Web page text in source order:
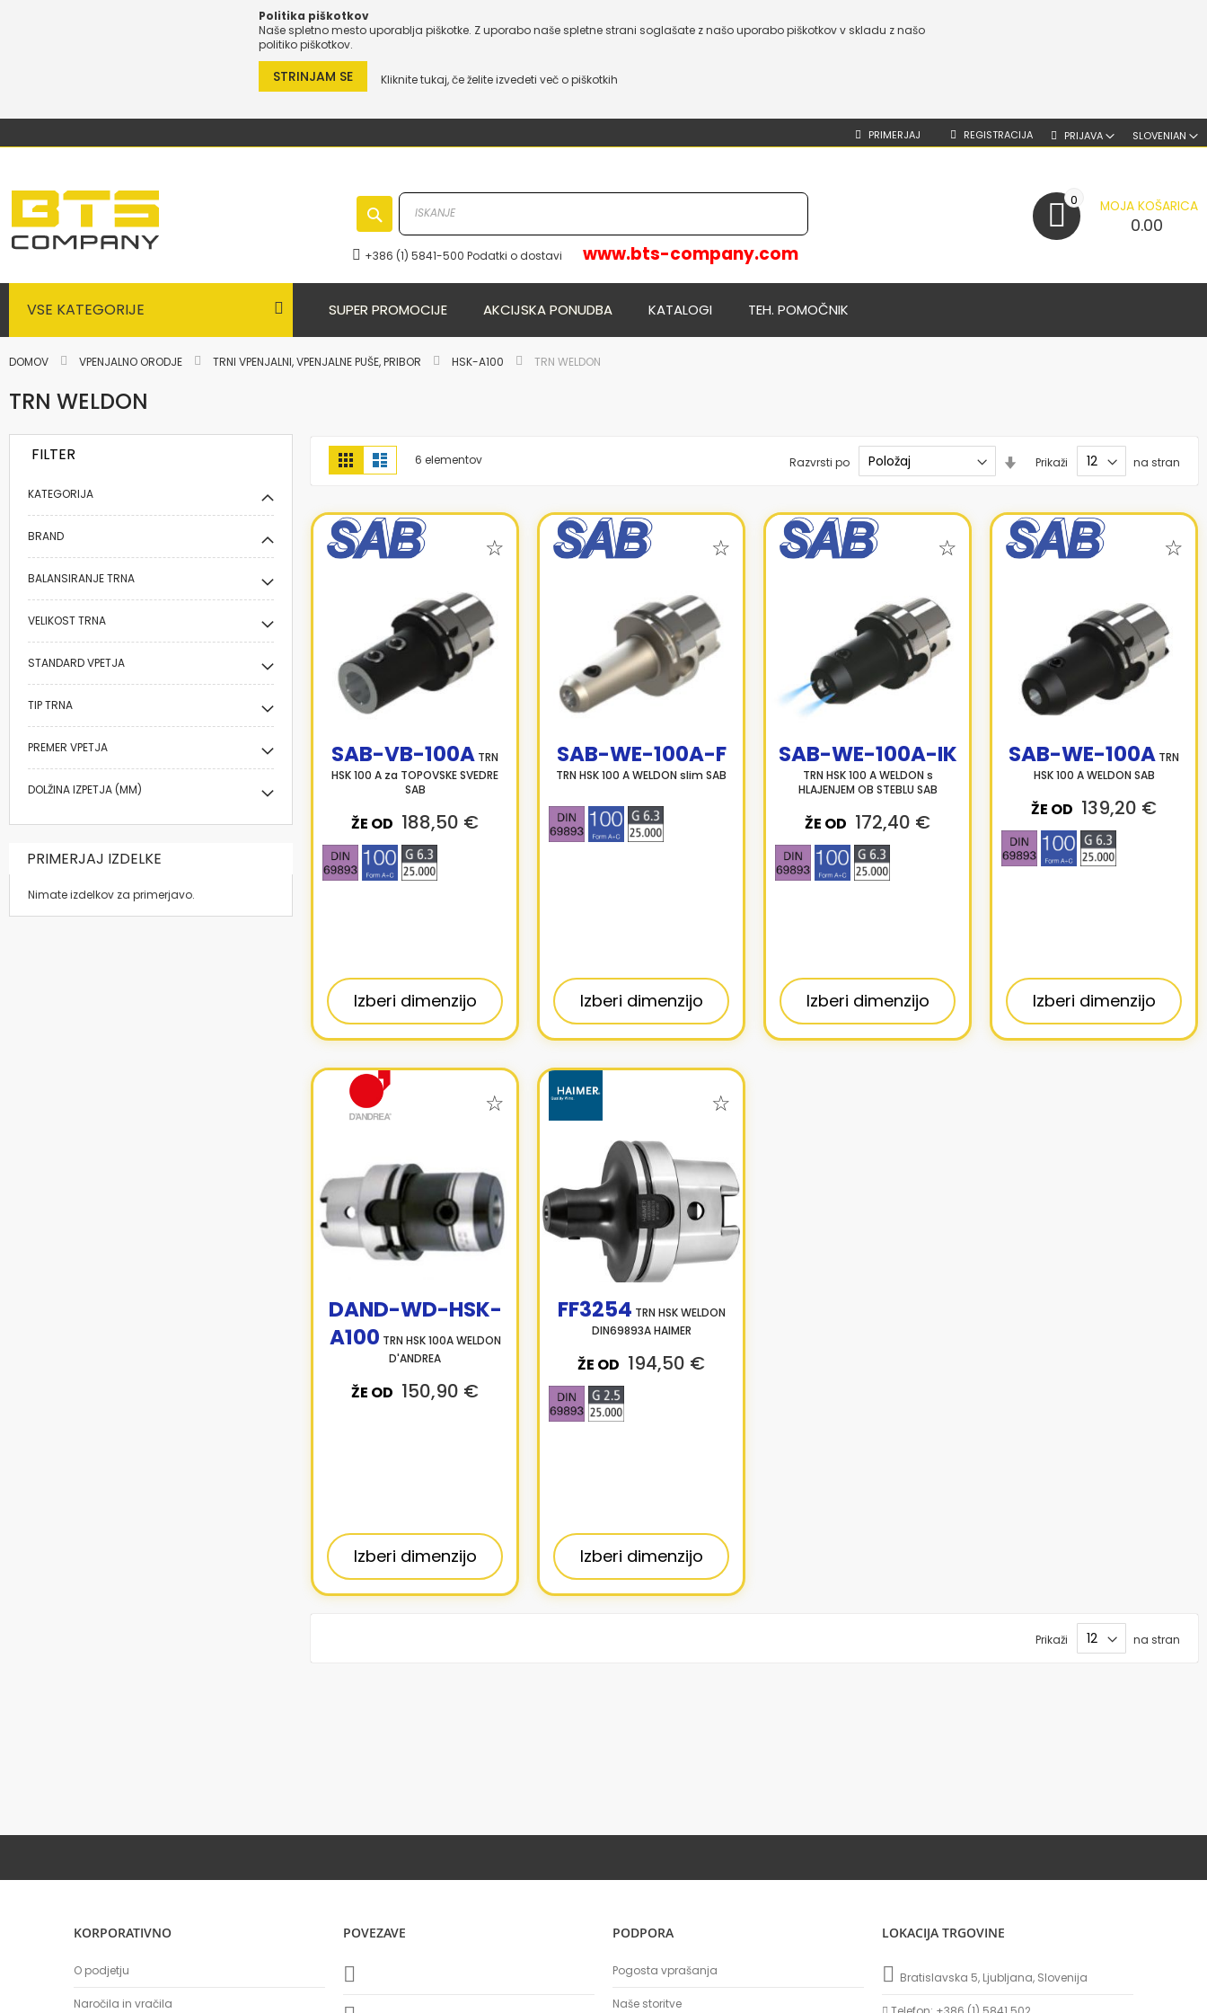
Politika piškotkov
Naše spletno mesto uporablja piškotke. Z uporabo naše spletne strani soglašate z našo uporabo piškotkov v skladu z našo
politiko piškotkov.
Kliknite tukaj, če želite izvedeti več o piškotkih
STRINJAM SE
SLOVENIAN
PRIMERJAJ PRIJAVA
REGISTRACIJA
+386 (1) 5841-500 Podatki o dostavi www.bts-company.com
MOJA KOŠARICA
0.00
0
VSE KATEGORIJE
NOVO
SUPER PROMOCIJE
NOVO
AKCIJSKA PONUDBA KATALOGI TEH. POMOČNIK
DOMOV VPENJALNO ORODJE TRNI VPENJALNI, VPENJALNE PUŠE, PRIBOR HSK-A100 TRN WELDON
TRN WELDON
Prikaži
kot
MrežaSeznam
6 elementov Prikaži na stran
Razvrsti po
Nastavi
SAB-VB-100A TRN
HSK 100 A za TOPOVSKE SVEDRE
SAB
ŽE OD 188,50 €
Izberi dimenzijo
SAB-WE-100A-F
TRN HSK 100 A WELDON slim SAB
Izberi dimenzijo
SAB-WE-100A-IK
TRN HSK 100 A WELDON s
HLAJENJEM OB STEBLU SAB
ŽE OD 172,40 €
Izberi dimenzijo
SAB-WE-100A TRN
HSK 100 A WELDON SAB
ŽE OD 139,20 €
Izberi dimenzijo
DAND-WD-HSK-
A100 TRN HSK 100A WELDON
D'ANDREA
ŽE OD 150,90 €
Izberi dimenzijo
FF3254 TRN HSK WELDON
DIN69893A HAIMER
ŽE OD 194,50 €
Izberi dimenzijo
Prikaži na stran
FILTER
KATEGORIJA
BRAND
BALANSIRANJE TRNA
VELIKOST TRNA
STANDARD VPETJA
TIP TRNA
PREMER VPETJA
DOLŽINA IZPETJA (MM)
PRIMERJAJ IZDELKE
Nimate izdelkov za primerjavo.
KORPORATIVNO
O podjetju
Naročila in vračila
POVEZAVE PODPORA
Pogosta vprašanja
Naše storitve
LOKACIJA TRGOVINE
Bratislavska 5, Ljubljana, Slovenija